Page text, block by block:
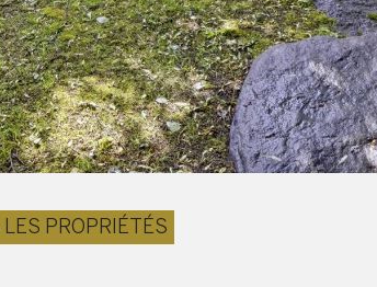
PROPRIÉTÉS